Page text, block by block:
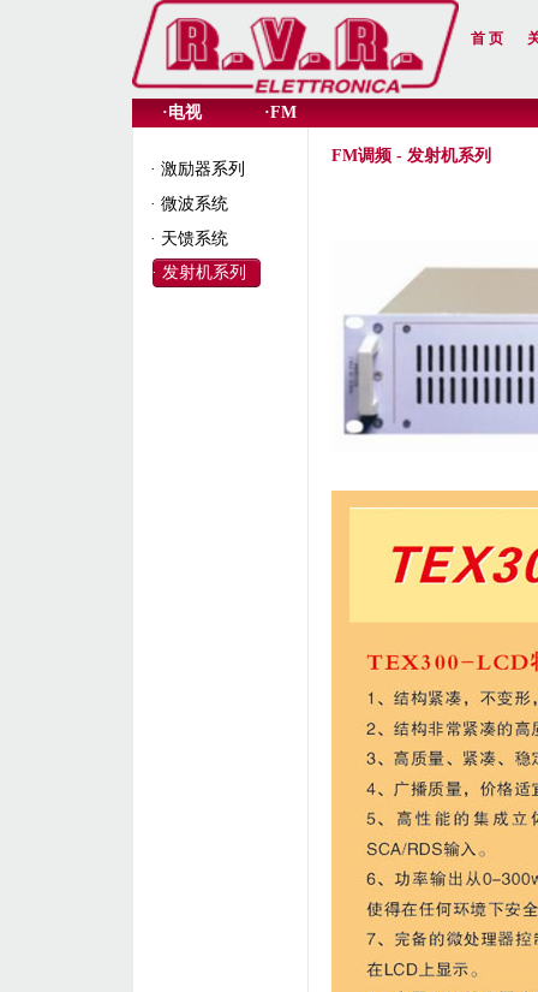
首 页
·电视 ·FM
· 激励器系列
· 微波系统
· 天馈系统
· 发射机系列
FM调频 - 发射机系列